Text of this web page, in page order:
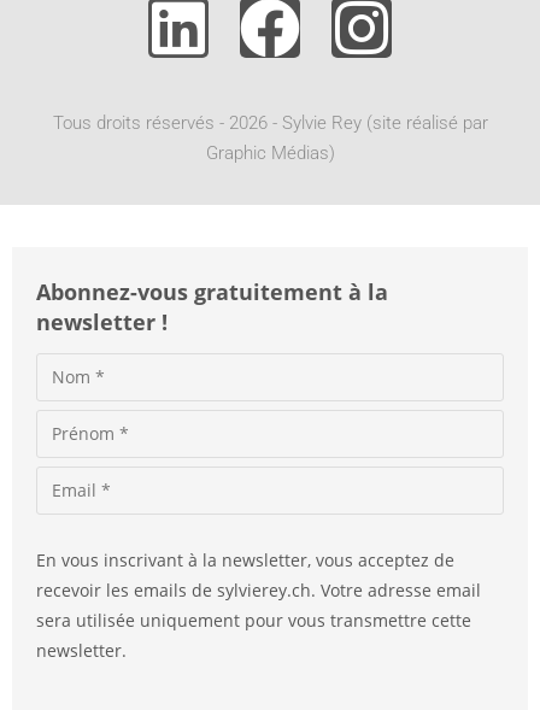
Tous droits réservés - 2026 - Sylvie Rey (site réalisé par
Graphic Médias)
Abonnez-vous gratuitement à la
newsletter !
En vous inscrivant à la newsletter, vous acceptez de
recevoir les emails de sylvierey.ch. Votre adresse email
sera utilisée uniquement pour vous transmettre cette
newsletter.